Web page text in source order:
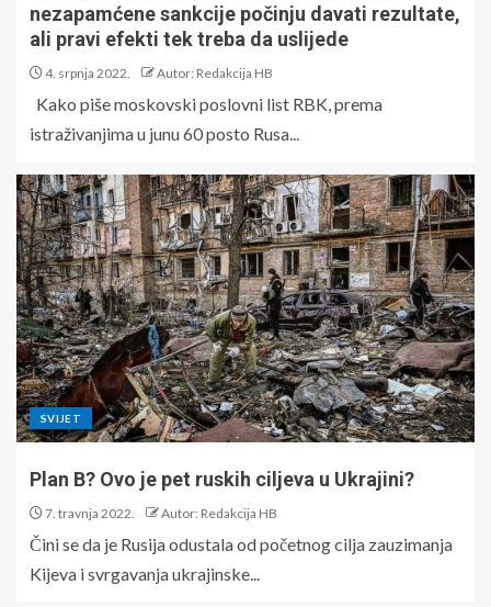
nezapamćene sankcije počinju davati rezultate,
ali pravi efekti tek treba da uslijede
4. srpnja 2022. Autor: Redakcija HB
Kako piše moskovski poslovni list RBK, prema
istraživanjima u junu 60 posto Rusa...
SVIJET
Plan B? Ovo je pet ruskih ciljeva u Ukrajini?
7. travnja 2022. Autor: Redakcija HB
Čini se da je Rusija odustala od početnog cilja zauzimanja
Kijeva i svrgavanja ukrajinske...